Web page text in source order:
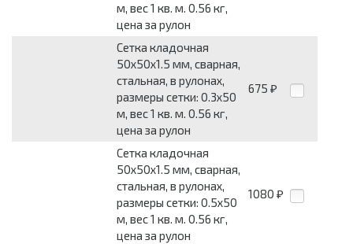
м, вес 1 кв. м. 0.56 кг,
цена за рулон
Сетка кладочная
50x50x1.5 мм, сварная,
стальная, в рулонах,
размеры сетки: 0.3x50
м, вес 1 кв. м. 0.56 кг,
цена за рулон
675 ₽
Сетка кладочная
50x50x1.5 мм, сварная,
стальная, в рулонах,
размеры сетки: 0.5x50
м, вес 1 кв. м. 0.56 кг,
цена за рулон
1080 ₽